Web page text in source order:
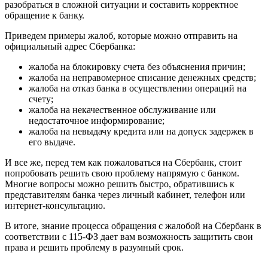
разобраться в сложной ситуации и составить корректное
обращение к банку.
Приведем примеры жалоб, которые можно отправить на
официальный адрес Сбербанка:
жалоба на блокировку счета без объяснения причин;
жалоба на неправомерное списание денежных средств;
жалоба на отказ банка в осуществлении операций на
счету;
жалоба на некачественное обслуживание или
недостаточное информирование;
жалоба на невыдачу кредита или на допуск задержек в
его выдаче.
И все же, перед тем как пожаловаться на Сбербанк, стоит
попробовать решить свою проблему напрямую с банком.
Многие вопросы можно решить быстро, обратившись к
представителям банка через личный кабинет, телефон или
интернет-консультацию.
В итоге, знание процесса обращения с жалобой на Сбербанк в
соответствии с 115-ФЗ дает вам возможность защитить свои
права и решить проблему в разумный срок.